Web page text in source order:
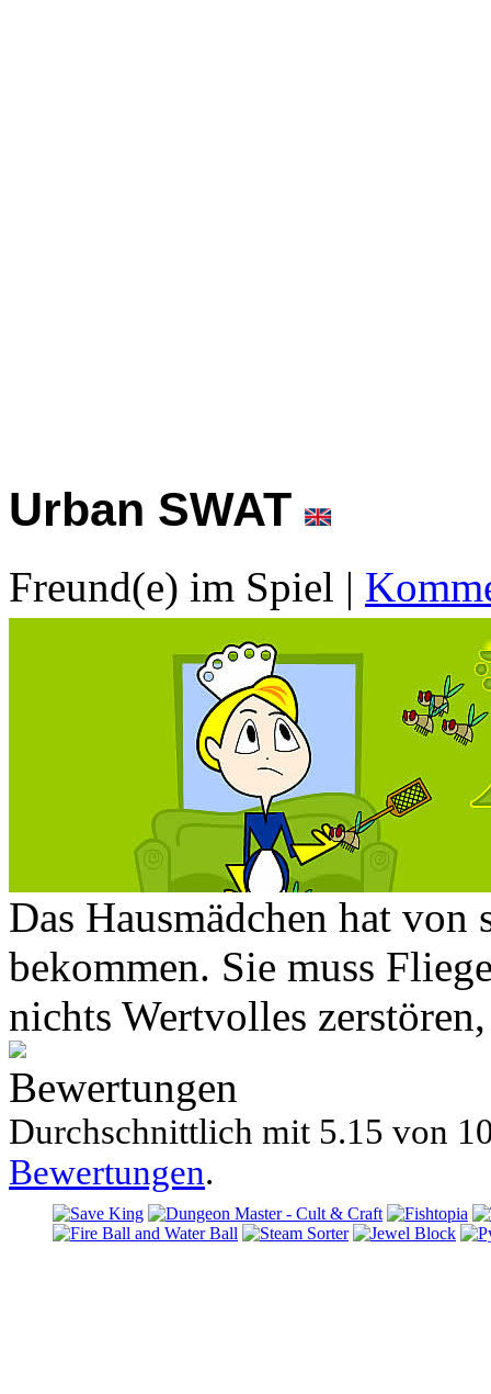
Urban SWAT
Freund(e) im Spiel |
Das Hausmädchen hat
bekommen. Sie muss
nichts Wertvolles
Bewertungen
Durchschnittlich mit 5.15 von
Bewertungen.